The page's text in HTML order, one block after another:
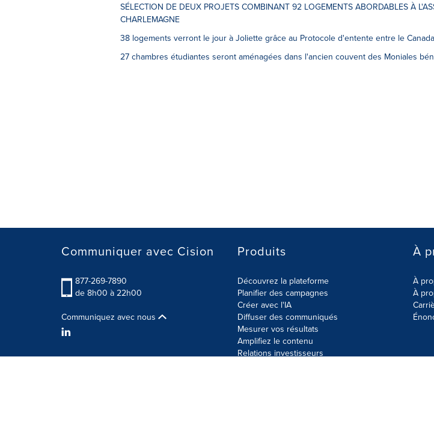
SÉLECTION DE DEUX PROJETS COMBINANT 92 LOGEMENTS ABORDABLES À
CHARLEMAGNE
38 logements verront le jour à Joliette grâce au Protocole d'entente entre le
27 chambres étudiantes seront aménagées dans l'ancien couvent des Moniales
Communiquer avec Cision
877-269-7890
de 8h00 à 22h00
Communiquez avec nous
Produits
Découvrez la plateforme
Planifier des campagnes
Créer avec l'IA
Diffuser des communiqués
Mesurer vos résultats
Amplifiez le contenu
Relations investisseurs
À
À
À